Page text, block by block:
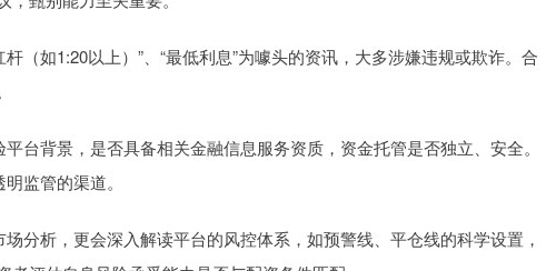
（如1:20以上）”、“最低利息”为噱头的资讯，大多涉嫌违规或欺诈。合
台背景，是否具备相关金融信息服务资质，资金托管是否独立、安全。
监管的渠道。
分析，更会深入解读平台的风控体系，如预警线、平仓线的科学设置，